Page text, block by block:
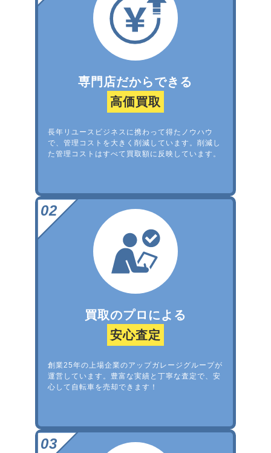
専門店だからできる
高価買取
長年リユースビジネスに携わって得たノウハウ
で、管理コストを大きく削減しています。削減し
た管理コストはすべて買取額に反映しています。
買取のプロによる
安心査定
創業25年の上場企業のアップガレージグループが
運営しています。豊富な実績と丁寧な査定で、安
心して自転車を売却できます！